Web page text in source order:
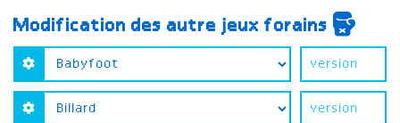
Modification des autre jeux forains